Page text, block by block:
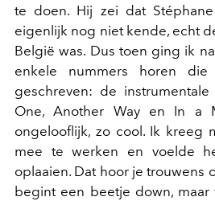
te doen. Hij zei dat
eigenlijk nog niet kende, echt
België was. Dus toen ging ik
enkele nummers horen
geschreven: de instrumentale
One,Another Wayen In a
ongelooflijk, zo cool. Ik kreeg
mee te werken en voelde
oplaaien. Dat hoor je trouwens
begint een beetje down, maar